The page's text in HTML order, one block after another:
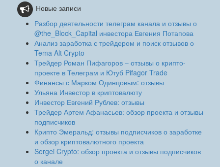
Новые записи
Разбор деятельности телеграм канала и отзывы о
@the_Block_Capital инвестора Евгения Потапова
Анализ заработка с трейдером и поиск отзывов о
Tema Alt Crypto
Трейдер Роман Пифагоров – отзывы о крипто-
проекте в Телеграм и Ютуб Pifagor Trade
Финансы с Марком Одинцовым: отзывы
Ульяна Инвестор в криптовалюту
Инвестор Евгений Рублев: отзывы
Трейдер Артем Афанасьев: обзор проекта и отзывы
подписчиков
Крипто Эмеральд: отзывы подписчиков о заработке
и обзор криптовалютного проекта
Sergei Crypto: обзор проекта и отзывы подписчиков
о канале